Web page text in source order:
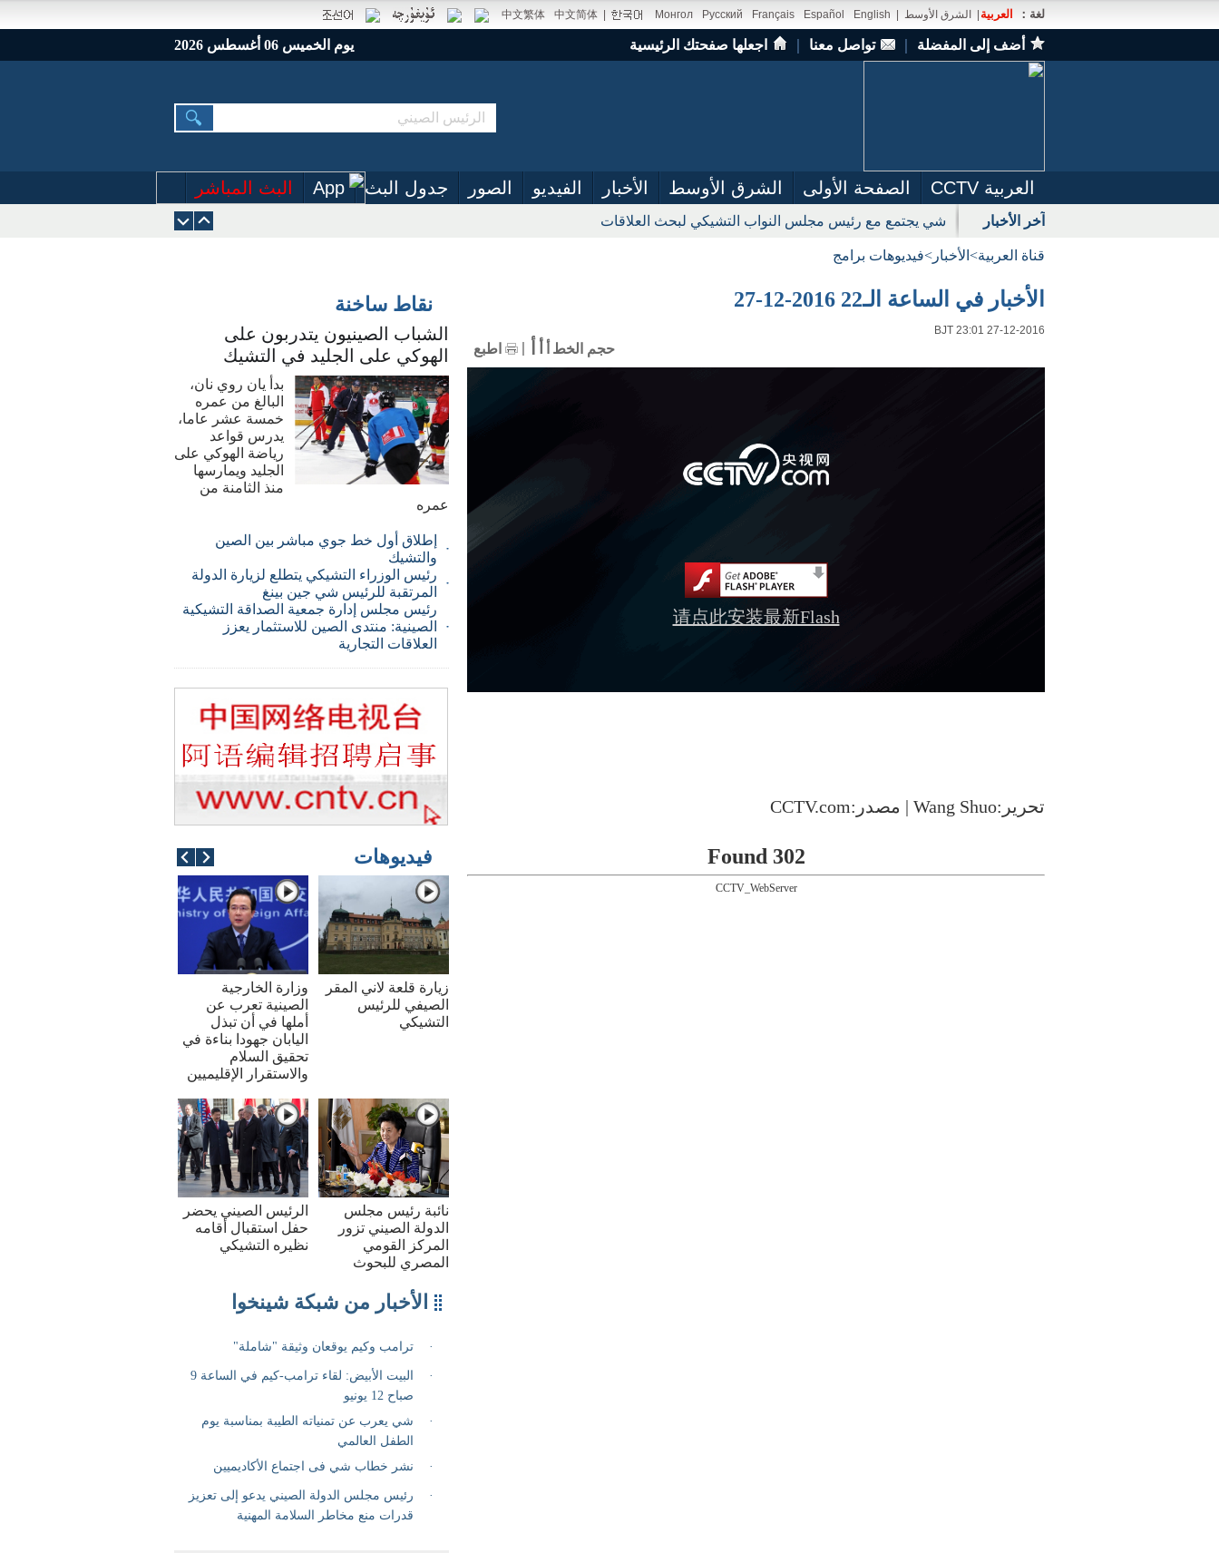
لغة： العربية الشرق الأوسط English
Español
Français
Русский
Монгол
中文简体
中文繁体
أضف إلى المفضلة تواصل معنا اجعلها صفحتك الرئيسية يوم الخميس 06 أغسطس 2026
العربية CCTV الصفحة الأولى الشرق الأوسط الأخبار الفيديو الصور جدول البث App البث المباشر
آخر الأخبار شي يجتمع مع رئيس مجلس النواب التشيكي لبحث العلاقات
قناة العربية> الأخبار >فيديوهات برامج
نقاط ساخنة
الشباب الصينيون يتدربون على
الهوكي على الجليد في التشيك
بدأ يان روي نان،
البالغ من عمره
خمسة عشر عاما،
يدرس قواعد
رياضة الهوكي على
الجليد ويمارسها
منذ الثامنة من
عمره
إطلاق أول خط جوي مباشر بين الصين
والتشيك
رئيس الوزراء التشيكي يتطلع لزيارة الدولة
المرتقبة للرئيس شي جين بينغ
رئيس مجلس إدارة جمعية الصداقة التشيكية
الصينية: منتدى الصين للاستثمار يعزز
العلاقات التجارية
فيديوهات
وزارة الخارجية
الصينية تعرب عن
أملها في أن تبذل
اليابان جهودا بناءة في
تحقيق السلام
والاستقرار الإقليميين
زيارة قلعة لاني المقر
الصيفي للرئيس
التشيكي
الرئيس الصيني يحضر
حفل استقبال أقامه
نظيره التشيكي
نائبة رئيس مجلس
الدولة الصيني تزور
المركز القومي
المصري للبحوث
الأخبار في الساعة الـ22 2016-12-27
BJT 23:01 27-12-2016
اطبع حجم الخط
请点此安装最新Flash
تحرير:Wang Shuo | مصدر:CCTV.com
302 Found
CCTV_WebServer